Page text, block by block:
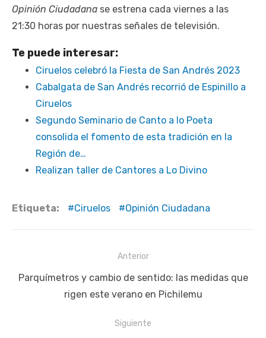
Opinión Ciudadana se estrena cada viernes a las
21:30 horas por nuestras señales de televisión.
Te puede interesar:
Ciruelos celebró la Fiesta de San Andrés 2023
Cabalgata de San Andrés recorrió de Espinillo a
Ciruelos
Segundo Seminario de Canto a lo Poeta
consolida el fomento de esta tradición en la
Región de…
Realizan taller de Cantores a Lo Divino
Etiqueta: Ciruelos Opinión Ciudadana
de
entradas
Anterior
Publicación
Parquímetros y cambio de sentido: las medidas que
rigen este verano en Pichilemu
Siguiente